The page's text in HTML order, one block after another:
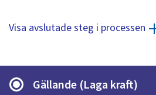
Visa avslutade steg i processen
Gällande (Laga kraft)